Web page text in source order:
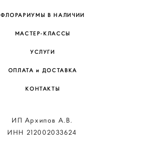
ФЛОРАРИУМЫ В НАЛИЧИИ
МАСТЕР-КЛАССЫ
УСЛУГИ
ОПЛАТА и ДОСТАВКА
КОНТАКТЫ
ИП Архипов А.В.
ИНН 212002033624